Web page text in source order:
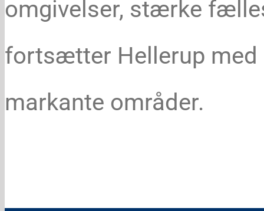
omgivelser, stærke
fortsætter Hellerup
markante områder.